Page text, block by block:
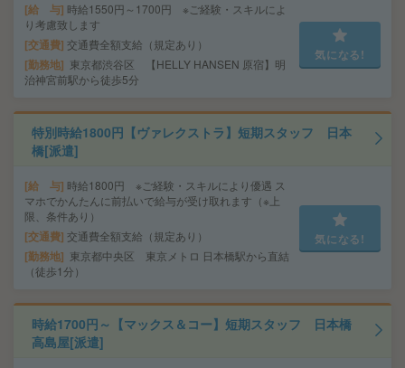
給 与 時給1550円～1700円 ※ご経験・スキルによ
り考慮致します
交通費 交通費全額支給（規定あり）
勤務地
東京都渋谷区 【HELLY HANSEN 原宿】明
治神宮前駅から徒歩5分
気になる!
特別時給1800円【ヴァレクストラ】短期スタッフ 日本
橋[派遣]
給 与 時給1800円 ※ご経験・スキルにより優遇 ス
マホでかんたんに前払いで給与が受け取れます（※上
限、条件あり）
交通費 交通費全額支給（規定あり）
勤務地
東京都中央区 東京メトロ 日本橋駅から直結
（徒歩1分）
気になる!
時給1700円～【マックス＆コー】短期スタッフ 日本橋
高島屋[派遣]